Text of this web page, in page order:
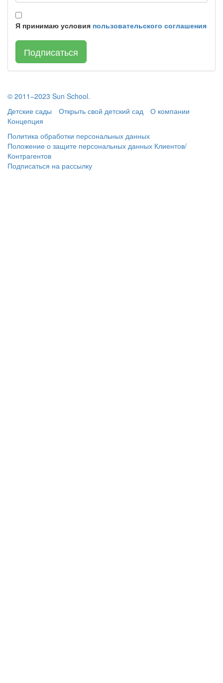
Я принимаю условия пользовательского соглашения
Подписаться
© 2011–2023 Sun School.
Детские сады
Открыть свой детский сад
О компании
Концепция
Политика обработки персональных данных
Положение о защите персональных данных Клиентов/
Контрагентов
Подписаться на рассылку